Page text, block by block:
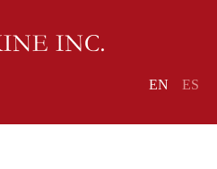
EN ES